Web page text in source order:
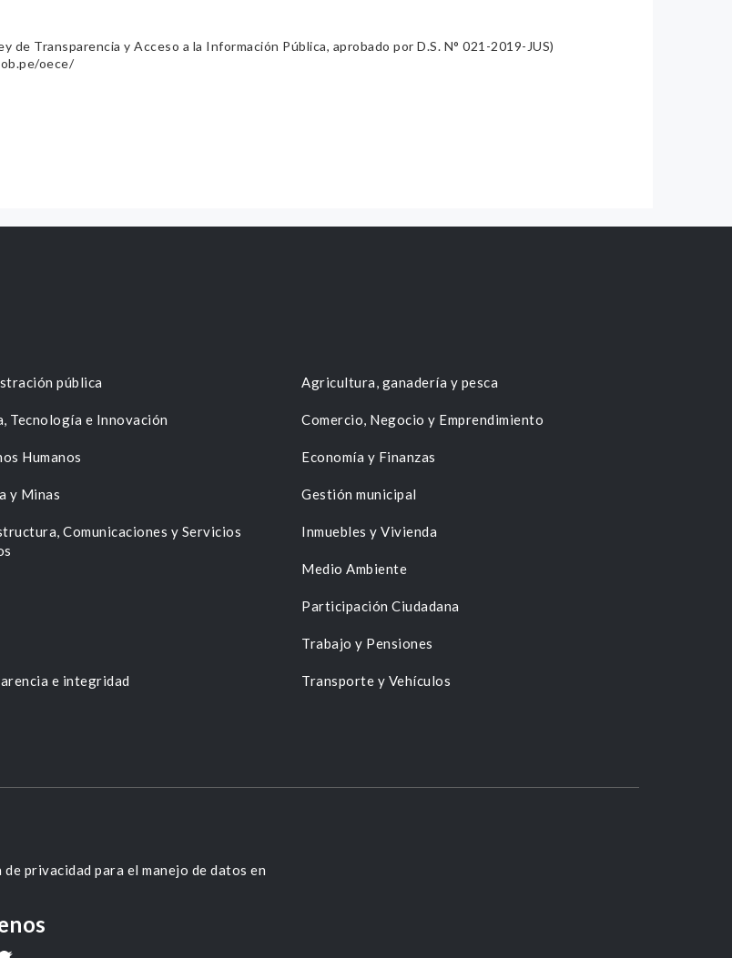
de Transparencia y Acceso a la Información Pública, aprobado por D.S. N° 021-2019-JUS)
oece/
pública Agricultura, ganadería y pesca
Tecnología e Innovación Comercio, Negocio y Emprendimiento
Humanos Economía y Finanzas
y Minas Gestión municipal
Comunicaciones y Servicios
Inmuebles y Vivienda
Medio Ambiente
Participación Ciudadana
Trabajo y Pensiones
e integridad Transporte y Vehículos
privacidad para el manejo de datos en